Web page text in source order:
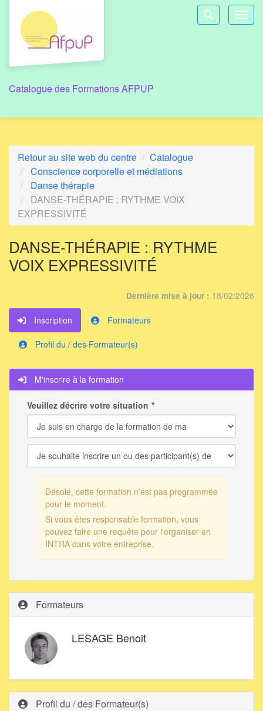
Aller au menu principal
Aller au contenu principal
Personnaliser l'interface
Rechercher
Catalogue des Formations AFPUP
Retour au site web du centre
Catalogue
Conscience corporelle et médiations
Danse thérapie
DANSE-THÉRAPIE : RYTHME VOIX
EXPRESSIVITÉ
DANSE-THÉRAPIE : RYTHME
VOIX EXPRESSIVITÉ
Dernière mise à jour : 18/02/2026
Inscription Formateurs
Profil du / des Formateur(s)
M'inscrire à la formation
Veuillez décrire votre situation
Désolé, cette formation n'est pas programmée
pour le moment.
Si vous êtes responsable formation, vous
pouvez faire une requête pour l'organiser en
INTRA dans votre entreprise.
Formateurs
LESAGE Benoit
Profil du / des Formateur(s)